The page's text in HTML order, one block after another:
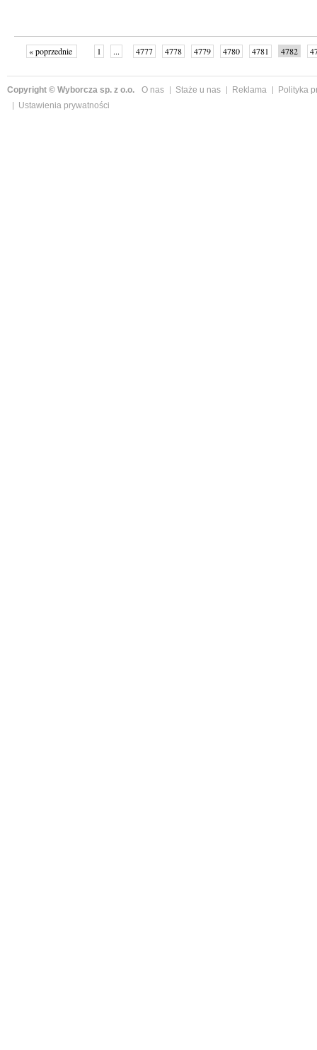
« poprzednie 1 ... 4777 4778 4779 4780 4781 4782
Copyright © Wyborcza sp. z o.o. O nas Staże u nas Reklama
Polityka
Ustawienia prywatności